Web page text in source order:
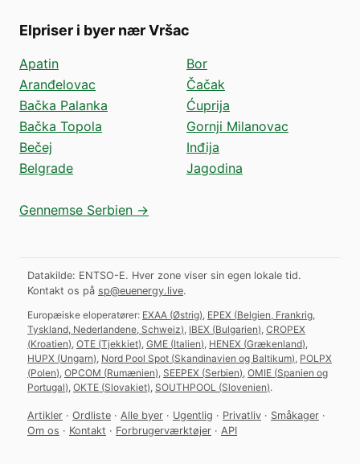
Elpriser i byer nær Vršac
Apatin
Aranđelovac
Bačka Palanka
Bačka Topola
Bečej
Belgrade
Bor
Čačak
Ćuprija
Gornji Milanovac
Inđija
Jagodina
Gennemse Serbien →
Datakilde: ENTSO-E. Hver zone viser sin egen lokale tid.
Kontakt os på sp@euenergy.live.
Europæiske eloperatører: EXAA (Østrig) EPEX (Belgien, Frankrig,
Tyskland, Nederlandene, Schweiz) IBEX (Bulgarien) CROPEX
(Kroatien) OTE (Tjekkiet) GME (Italien) HENEX (Grækenland)
HUPX (Ungarn) Nord Pool Spot (Skandinavien og Baltikum) POLPX
(Polen) OPCOM (Rumænien) SEEPEX (Serbien) OMIE (Spanien og
Portugal) OKTE (Slovakiet) SOUTHPOOL (Slovenien).
Artikler · Ordliste · Alle byer · Ugentlig · Privatliv · Småkager ·
Om os · Kontakt · Forbrugerværktøjer · API